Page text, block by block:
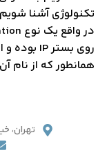
همانطور که از نام
تهران،